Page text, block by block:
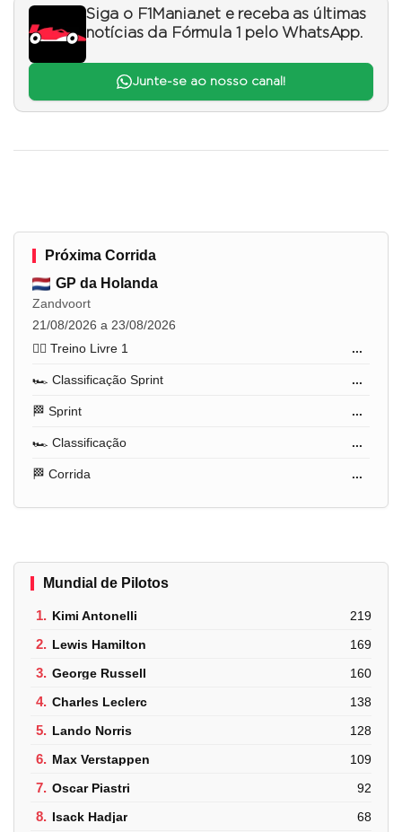
Siga o F1Mania.net e receba as últimas
notícias da Fórmula 1 pelo WhatsApp.
Junte-se ao nosso canal!
Próxima Corrida
GP da Holanda
Zandvoort
21/08/2026 a 23/08/2026
🏋️‍♂️ Treino Livre 1
...
🏎️ Classificação Sprint ...
🏁 Sprint ...
🏎️ Classificação ...
🏁 Corrida ...
Mundial de Pilotos
1. Kimi Antonelli 219
2. Lewis Hamilton 169
3. George Russell 160
4. Charles Leclerc 138
5. Lando Norris 128
6. Max Verstappen 109
7. Oscar Piastri 92
8. Isack Hadjar 68